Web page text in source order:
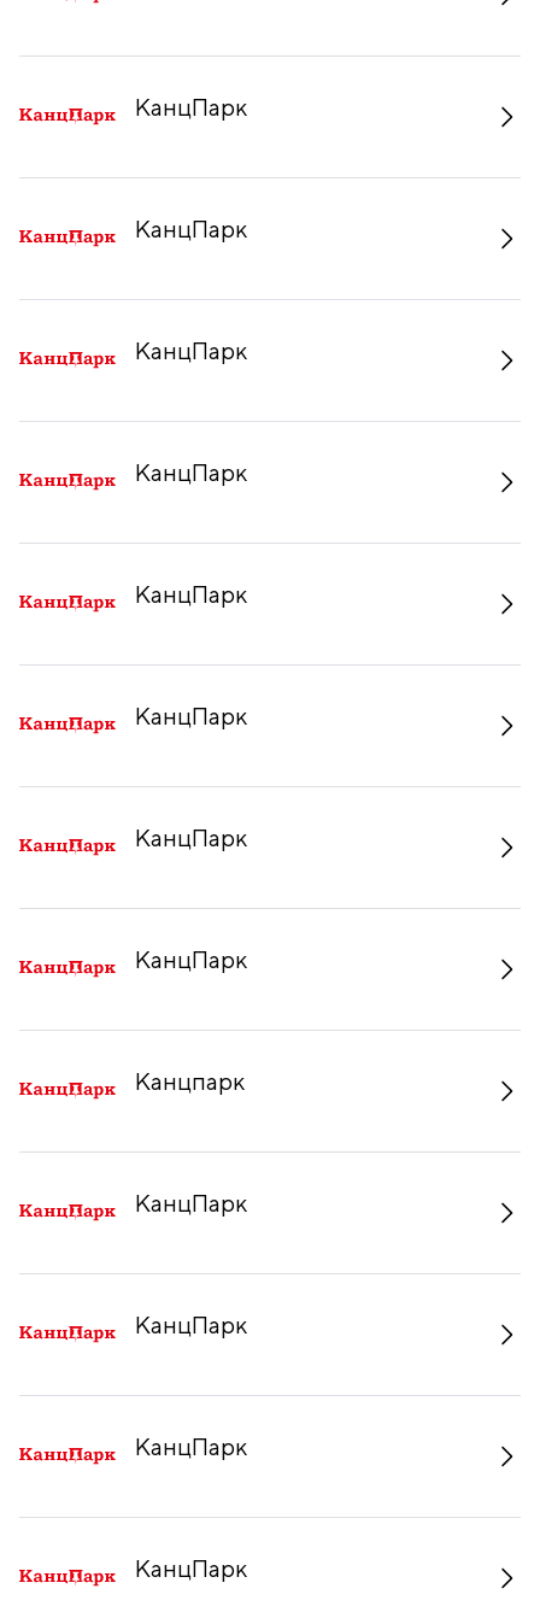
КанцПарк
КанцПарк
КанцПарк
КанцПарк
КанцПарк
КанцПарк
КанцПарк
КанцПарк
Канцпарк
КанцПарк
КанцПарк
КанцПарк
КанцПарк